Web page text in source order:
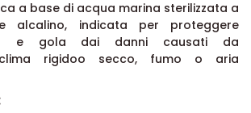
a base di acqua marina sterilizzata a
alcalino, indicata per proteggere
e gola dai danni causati da
clima rigidoo secco, fumo o aria